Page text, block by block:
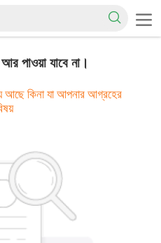
পাওয়া যাবে না।
আছে কিনা যা আপনার আগ্রহের